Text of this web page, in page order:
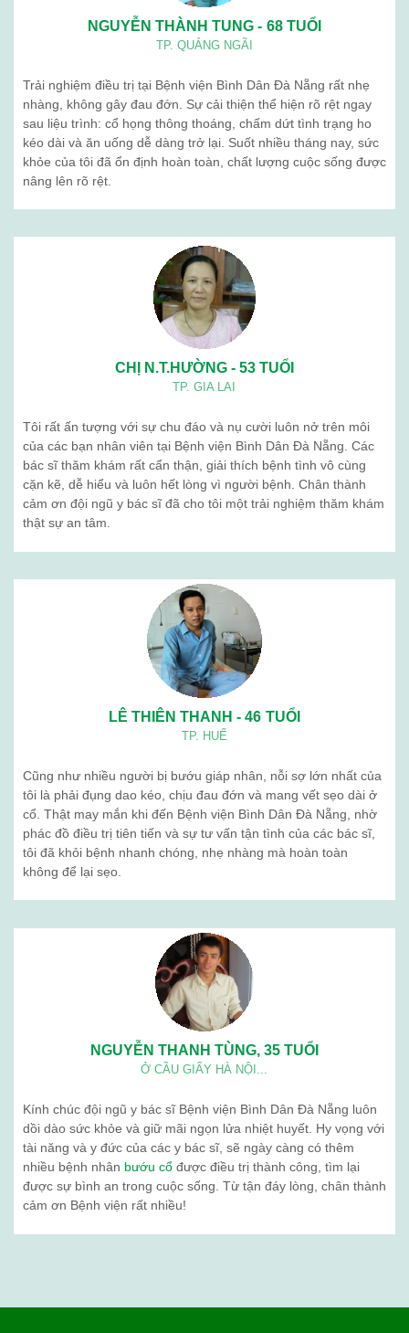
NGUYỄN THÀNH TUNG - 68 TUỔI
TP. QUẢNG NGÃI
Trải nghiệm điều trị tại Bệnh viện Bình Dân Đà Nẵng rất nhẹ
nhàng, không gây đau đớn. Sự cải thiện thể hiện rõ rệt ngay
sau liệu trình: cổ họng thông thoáng, chấm dứt tình trạng ho
kéo dài và ăn uống dễ dàng trở lại. Suốt nhiều tháng nay, sức
khỏe của tôi đã ổn định hoàn toàn, chất lượng cuộc sống được
nâng lên rõ rệt.
CHỊ N.T.HƯỜNG - 53 TUỔI
TP. GIA LAI
Tôi rất ấn tượng với sự chu đáo và nụ cười luôn nở trên môi
của các bạn nhân viên tại Bệnh viện Bình Dân Đà Nẵng. Các
bác sĩ thăm khám rất cẩn thận, giải thích bệnh tình vô cùng
cặn kẽ, dễ hiểu và luôn hết lòng vì người bệnh. Chân thành
cảm ơn đội ngũ y bác sĩ đã cho tôi một trải nghiệm thăm khám
thật sự an tâm.
LÊ THIÊN THANH - 46 TUỔI
TP. HUẾ
Cũng như nhiều người bị bướu giáp nhân, nỗi sợ lớn nhất của
tôi là phải đụng dao kéo, chịu đau đớn và mang vết sẹo dài ở
cổ. Thật may mắn khi đến Bệnh viện Bình Dân Đà Nẵng, nhờ
phác đồ điều trị tiên tiến và sự tư vấn tận tình của các bác sĩ,
tôi đã khỏi bệnh nhanh chóng, nhẹ nhàng mà hoàn toàn
không để lại sẹo.
NGUYỄN THANH TÙNG, 35 TUỔI
Ở CẦU GIẤY HÀ NỘI...
Kính chúc đội ngũ y bác sĩ Bệnh viện Bình Dân Đà Nẵng luôn
dồi dào sức khỏe và giữ mãi ngọn lửa nhiệt huyết. Hy vọng với
tài năng và y đức của các y bác sĩ, sẽ ngày càng có thêm
nhiều bệnh nhân bướu cổ được điều trị thành công, tìm lại
được sự bình an trong cuộc sống. Từ tận đáy lòng, chân thành
cảm ơn Bệnh viện rất nhiều!